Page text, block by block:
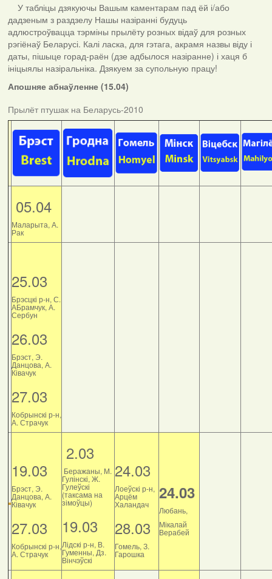
У табліцы дзякуючы Вашым каментарам пад ёй і/або
дадзеным з раздзелу Нашы назіранні будуць
адлюстроўвацца тэрміны прылёту розных відаў для розных
рэгіёнаў Беларусі. Калі ласка, для гэтага, акрамя назвы віду і
даты, пішыце горад-раён (дзе адбылося назіранне) і хаця б
ініцыялы назіральніка. Дзякуем за супольную працу!
Апошняе абнаўленне (15.04)
Прылёт птушак на Беларусь-2010
05.04
Маларыта, А.
Рак
25.03
Брэсцкі р-н, С.
АБрамчук, А.
Сербун
26.03
Брэст, Э.
Данцова, А.
Ківачук
27.03
Кобрынскі р-н,
А. Страчук
19.03
Брэст, Э.
Данцова, А.
Ківачук
27.03
Кобрынскі р-н,
А. Страчук
2.03
Беражаны, М.
Гулінскі, Ж.
Гулеўскі
(таксама на
зімоўцы)
19.03
Лідскі р-н, В.
Гуменны, Дз.
Вінчэўскі
24.03
Лоеўскі р-н,
Арцём
Халандач
28.03
Гомель, З.
Гарошка
24.03
Любань,
Мікалай
Верабей